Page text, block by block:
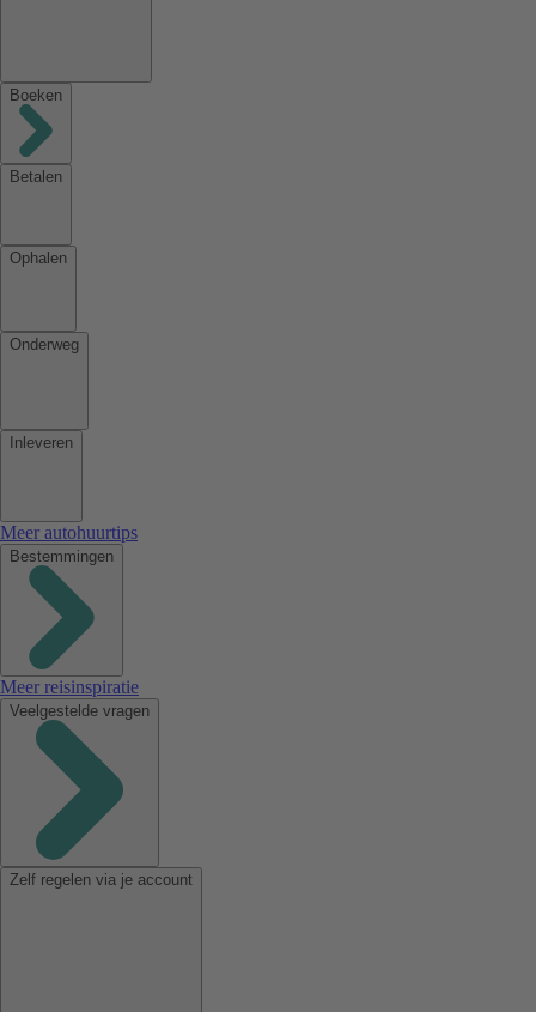
Boeken
Betalen
Ophalen
Onderweg
Inleveren
Meer autohuurtips
Bestemmingen
Meer reisinspiratie
Veelgestelde vragen
Zelf regelen via je account